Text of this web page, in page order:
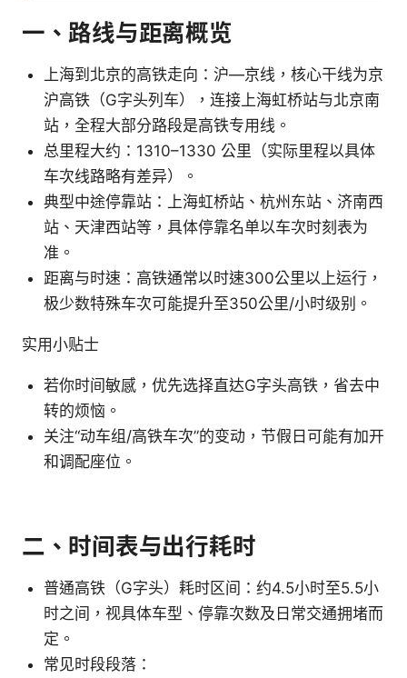
一、路线与距离概览
上海到北京的高铁走向：沪—京线，核心干线为京
沪高铁（G字头列车），连接上海虹桥站与北京南
站，全程大部分路段是高铁专用线。
总里程大约：1310–1330 公里（实际里程以具体
车次线路略有差异）。
典型中途停靠站：上海虹桥站、杭州东站、济南西
站、天津西站等，具体停靠名单以车次时刻表为
准。
距离与时速：高铁通常以时速300公里以上运行，
极少数特殊车次可能提升至350公里/小时级别。
实用小贴士
若你时间敏感，优先选择直达G字头高铁，省去中
转的烦恼。
关注“动车组/高铁车次”的变动，节假日可能有加开
和调配座位。
二、时间表与出行耗时
普通高铁（G字头）耗时区间：约4.5小时至5.5小
时之间，视具体车型、停靠次数及日常交通拥堵而
定。
常见时段段落：